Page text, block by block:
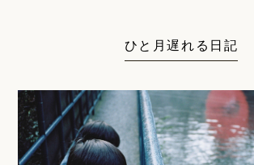
ひと月遅れる日記